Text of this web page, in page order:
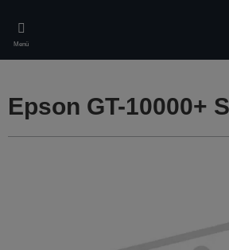
main
content
Menü
Epson GT-10000+